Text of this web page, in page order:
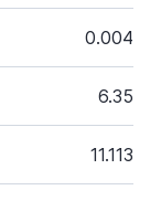
0.004
6.35
11.113